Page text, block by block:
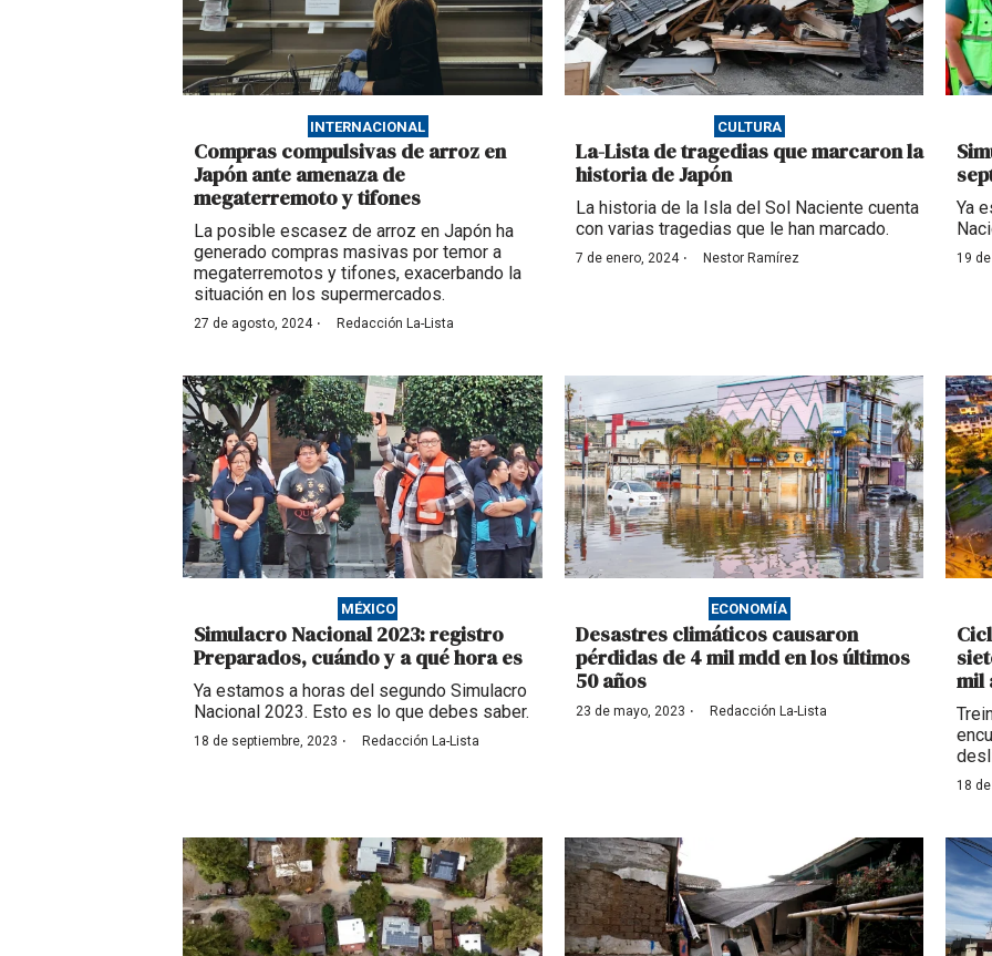
INTERNACIONAL
Compras compulsivas de arroz en
Japón ante amenaza de
megaterremoto y tifones
La posible escasez de arroz en Japón ha
generado compras masivas por temor a
megaterremotos y tifones, exacerbando la
situación en los supermercados.
27 de agosto, 2024· Redacción La-Lista
CULTURA
La-Lista de tragedias que marcaron la
historia de Japón
La historia de la Isla del Sol Naciente cuenta
con varias tragedias que le han marcado.
7 de enero, 2024· Nestor Ramírez
Ya
19
MÉXICO
Simulacro Nacional 2023: registro
Preparados, cuándo y a qué hora es
Ya estamos a horas del segundo Simulacro
Nacional 2023. Esto es lo que debes saber.
18 de septiembre, 2023 · Redacción La-Lista
ECONOMÍA
Desastres climáticos causaron
pérdidas de 4 mil mdd en los últimos
50 años
23 de mayo, 2023 · Redacción La-Lista
mil
18